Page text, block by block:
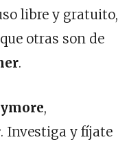
libre y gratuito,
otras son de
.
,
. Investiga y fíjate